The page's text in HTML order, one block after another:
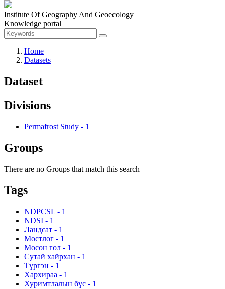
Institute Of Geography And Geoecology
Knowledge portal
Home
Datasets
Dataset
Divisions
Permafrost Study - 1
Groups
There are no Groups that match this search
Tags
NDPCSL - 1
NDSI - 1
Ландсат - 1
Мөстлөг - 1
Мөсөн гол - 1
Сутай хайрхан - 1
Түргэн - 1
Хархираа - 1
Хуримтлалын бүс - 1